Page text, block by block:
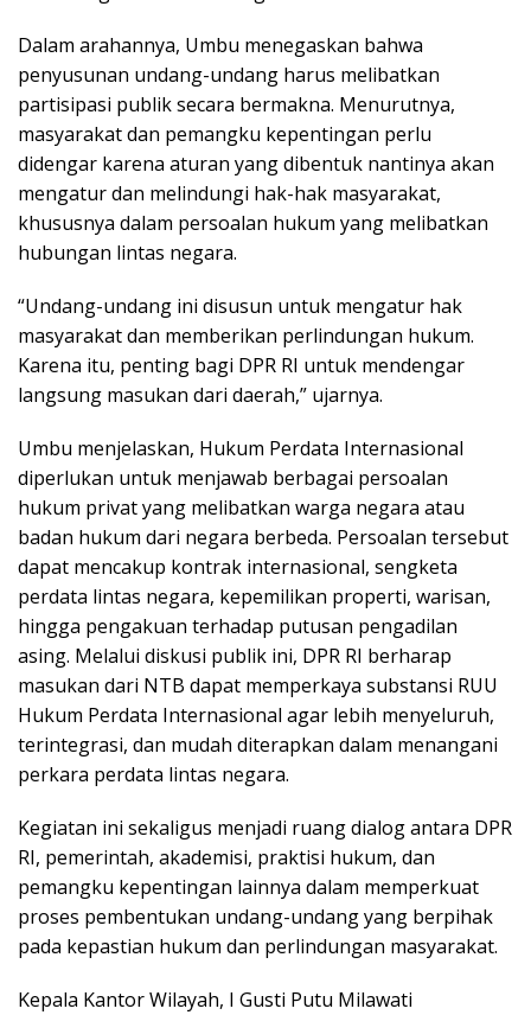
Dalam arahannya, Umbu menegaskan bahwa
penyusunan undang-undang harus melibatkan
partisipasi publik secara bermakna. Menurutnya,
masyarakat dan pemangku kepentingan perlu
didengar karena aturan yang dibentuk nantinya akan
mengatur dan melindungi hak-hak masyarakat,
khususnya dalam persoalan hukum yang melibatkan
hubungan lintas negara.
“Undang-undang ini disusun untuk mengatur hak
masyarakat dan memberikan perlindungan hukum.
Karena itu, penting bagi DPR RI untuk mendengar
langsung masukan dari daerah,” ujarnya.
Umbu menjelaskan, Hukum Perdata Internasional
diperlukan untuk menjawab berbagai persoalan
hukum privat yang melibatkan warga negara atau
badan hukum dari negara berbeda. Persoalan tersebut
dapat mencakup kontrak internasional, sengketa
perdata lintas negara, kepemilikan properti, warisan,
hingga pengakuan terhadap putusan pengadilan
asing. Melalui diskusi publik ini, DPR RI berharap
masukan dari NTB dapat memperkaya substansi RUU
Hukum Perdata Internasional agar lebih menyeluruh,
terintegrasi, dan mudah diterapkan dalam menangani
perkara perdata lintas negara.
Kegiatan ini sekaligus menjadi ruang dialog antara DPR
RI, pemerintah, akademisi, praktisi hukum, dan
pemangku kepentingan lainnya dalam memperkuat
proses pembentukan undang-undang yang berpihak
pada kepastian hukum dan perlindungan masyarakat.
Kepala Kantor Wilayah, I Gusti Putu Milawati